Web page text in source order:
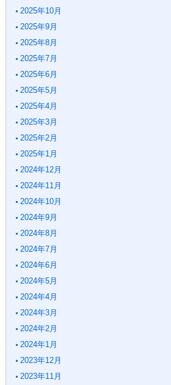
2025年10月
2025年9月
2025年8月
2025年7月
2025年6月
2025年5月
2025年4月
2025年3月
2025年2月
2025年1月
2024年12月
2024年11月
2024年10月
2024年9月
2024年8月
2024年7月
2024年6月
2024年5月
2024年4月
2024年3月
2024年2月
2024年1月
2023年12月
2023年11月